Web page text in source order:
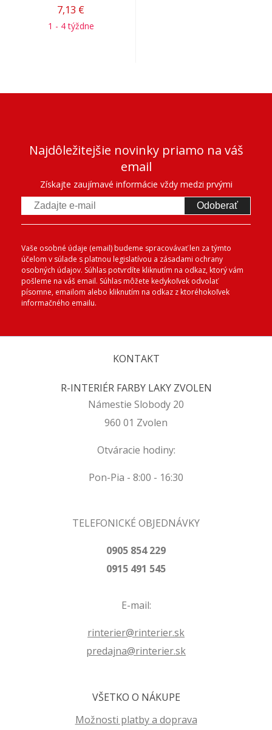
7,13 €
1 - 4 týždne
Najdôležitejšie novinky priamo na váš
email
Získajte zaujímavé informácie vždy medzi prvými
Odoberať
Vaše osobné údaje (email) budeme spracovávať len za týmto
účelom v súlade s platnou legislatívou a zásadami ochrany
osobných údajov. Súhlas potvrdíte kliknutím na odkaz, ktorý vám
pošleme na váš email. Súhlas môžete kedykoľvek odvolať
písomne, emailom alebo kliknutím na odkaz z ktoréhokoľvek
informačného emailu.
KONTAKT
R-INTERIÉR FARBY LAKY ZVOLEN
Námestie Slobody 20
960 01 Zvolen
Otváracie hodiny:
Pon-Pia - 8:00 - 16:30
TELEFONICKÉ OBJEDNÁVKY
0905 854 229
0915 491 545
E-mail:
rinterier@rinterier.sk
predajna@rinterier.sk
VŠETKO O NÁKUPE
Možnosti platby a doprava